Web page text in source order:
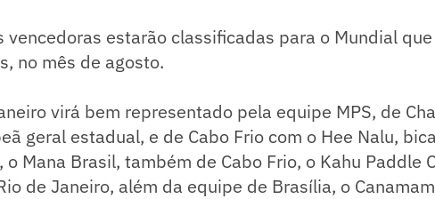
vencedoras estarão classificadas para o Mundial
no mês de agosto.
virá bem representado pela equipe MPS, de
geral estadual, e de Cabo Frio com o Hee Nalu,
o Mana Brasil, também de Cabo Frio, o Kahu Paddle
de Janeiro, além da equipe de Brasília, o